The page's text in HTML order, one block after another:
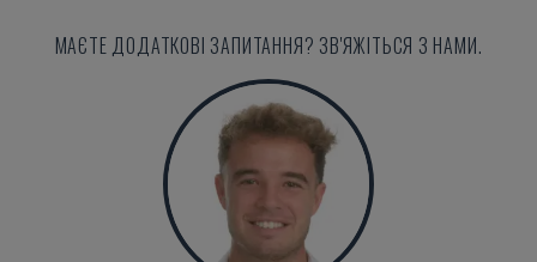
МАЄТЕ ДОДАТКОВІ ЗАПИТАННЯ? ЗВ'ЯЖІТЬСЯ З НАМИ.